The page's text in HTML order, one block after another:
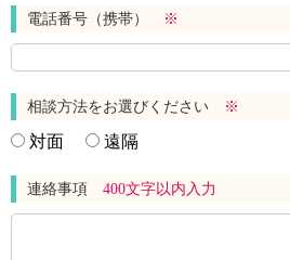
電話番号（携帯） ※
相談方法をお選びください ※
対面 遠隔
連絡事項 400文字以内入力